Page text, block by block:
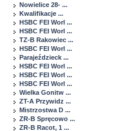
Nowielice 28- ...
Kwalifikacje ...
HSBC FEI Worl ...
HSBC FEI Worl ...
TZ-B Rakowiec ...
HSBC FEI Worl ...
Parajeździeck ...
HSBC FEI Worl ...
HSBC FEI Worl ...
HSBC FEI Worl ...
Wielka Gonitw ...
ZT-A Przywidz ...
Mistrzostwa D ...
ZR-B Spręcowo ...
ZR-B Racot, 1 ...